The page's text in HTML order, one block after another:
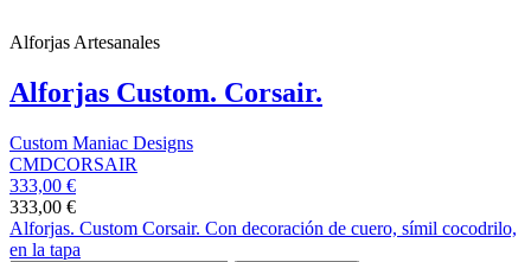
Alforjas Artesanales
Alforjas Custom. Corsair.
Custom Maniac Designs
CMDCORSAIR
333,00 €
333,00 €
Alforjas. Custom Corsair. Con decoración de cuero, símil cocodrilo,
en la tapa